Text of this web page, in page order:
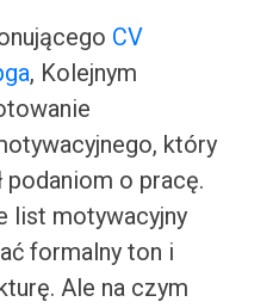
CV
, Kolejnym
który
podaniom o pracę.
list motywacyjny
formalny ton i
Ale na czym